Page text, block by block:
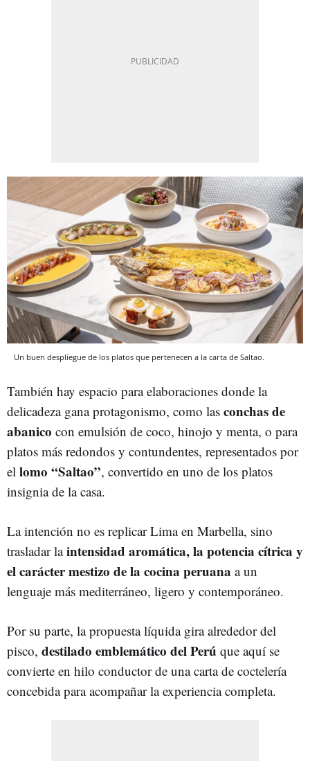
Un buen despliegue de los platos que pertenecen a la carta de Saltao.
También hay espacio para elaboraciones donde la
delicadeza gana protagonismo, como las conchas de
abanico con emulsión de coco, hinojo y menta, o para
platos más redondos y contundentes, representados por
el lomo “Saltao”, convertido en uno de los platos
insignia de la casa.
La intención no es replicar Lima en Marbella, sino
trasladar laintensidad aromática, la potencia cítrica y
el carácter mestizo de la cocina peruana a un
lenguaje más mediterráneo, ligero y contemporáneo.
Por su parte, la propuesta líquida gira alrededor del
pisco, destilado emblemático del Perú que aquí se
convierte en hilo conductor de una carta de coctelería
concebida para acompañar la experiencia completa.